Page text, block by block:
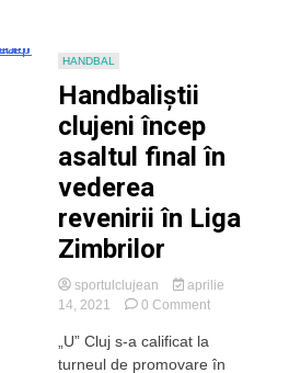
HANDBAL
Handbaliștii
clujeni încep
asaltul final în
vederea
revenirii în Liga
Zimbrilor
sportulclujean
aprilie
14, 2021
0 Commenton
clujeni
încep
„U” Cluj s-a calificat la
turneul de promovare în